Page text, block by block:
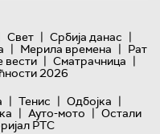
Свет | Србија данас |
| Мерила времена | Рат
вести | Сматрачница |
2026
| Тенис | Одбојка |
| Ауто-мото | Остали
РТС